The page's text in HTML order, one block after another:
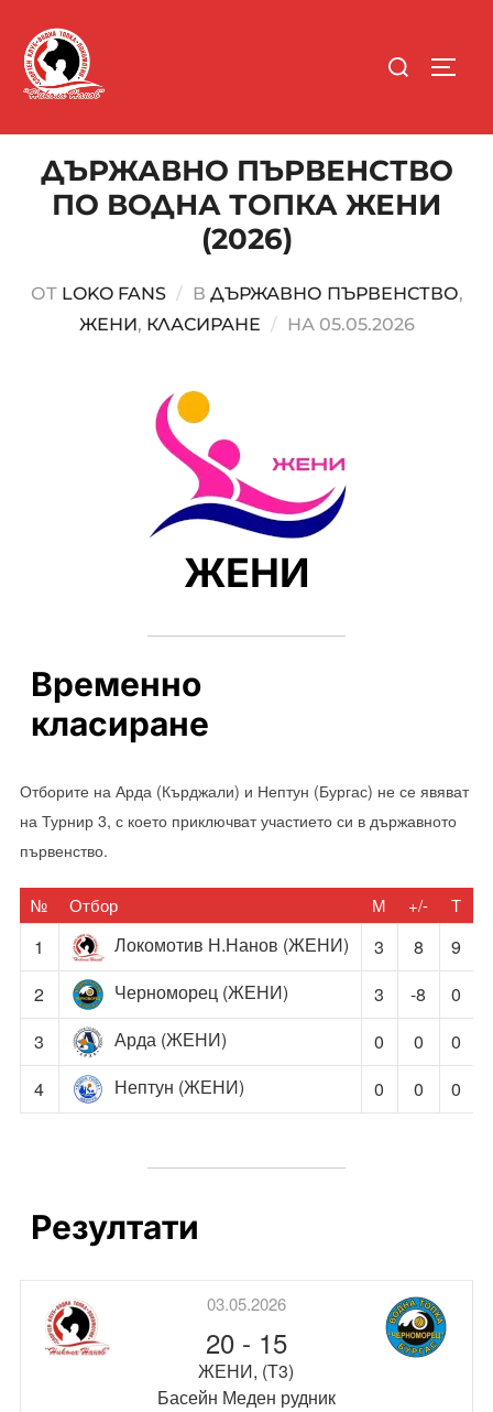
ДЪРЖАВНО ПЪРВЕНСТВО
ПО ВОДНА ТОПКА ЖЕНИ
(2026)
ОТ LOKO FANS В ДЪРЖАВНО ПЪРВЕНСТВО,
ЖЕНИ, КЛАСИРАНЕ НА 05.05.2026
ЖЕНИ
Временно
класиране
Отборите на Арда (Кърджали) и Нептун (Бургас) не се явяват
на Турнир 3, с което приключват участието си в държавното
първенство.
№ Отбор М +/- Т
1 Локомотив Н.Нанов (ЖЕНИ) 3 8
9
2
Черноморец (ЖЕНИ) 3 -8
0
3
Арда (ЖЕНИ) 0 0
0
4
Нептун (ЖЕНИ) 0 0 0
Резултати
03.05.2026
20- 15
ЖЕНИ, (Т3)
Басейн Меден рудник